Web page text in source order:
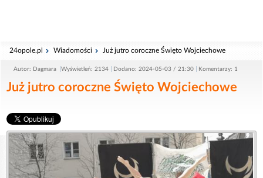
24opole.pl Wiadomości Już jutro coroczne Święto Wojciechowe
Autor: Dagmara Wyświetleń: 2134 Dodano: 2024-05-03 / 21:30 Komentarzy: 1
Już jutro coroczne Święto Wojciechowe